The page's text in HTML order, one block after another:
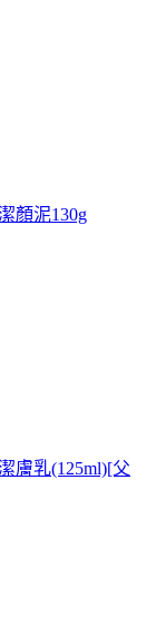
顏泥130g
膚乳(125ml)[父